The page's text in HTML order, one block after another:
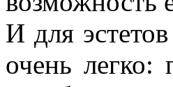
И для
очень легко: